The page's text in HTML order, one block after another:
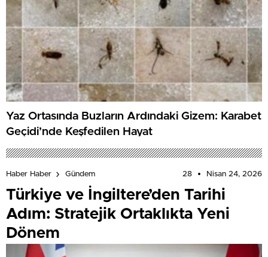
Yaz Ortasında Buzların Ardındaki Gizem: Karabet
Geçidi’nde Keşfedilen Hayat
Haber Haber Gündem 28 Nisan 24, 2026
Türkiye ve İngiltere’den Tarihi
Adım: Stratejik Ortaklıkta Yeni
Dönem